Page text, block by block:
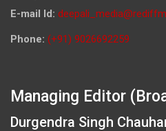
E-mail Id:
Phone: (+91) 9026692259
Managing Editor
Durgendra Singh